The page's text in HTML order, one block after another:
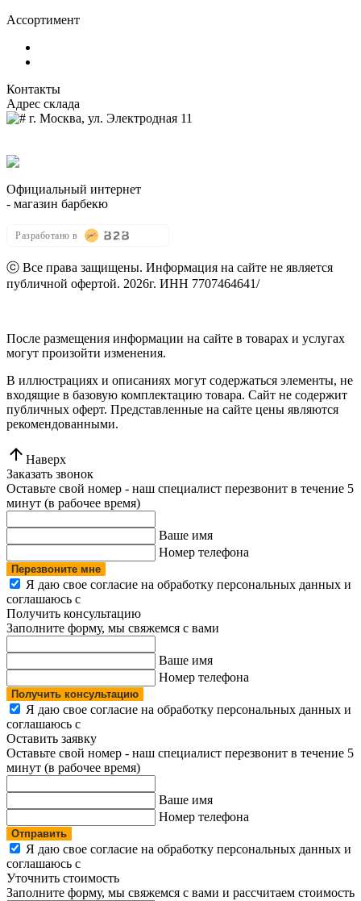
Ассортимент
Контакты
Адрес склада
г. Москва, ул. Электродная 11
Официальный интернет
- магазин барбекю
Разработано в
ⓒ Все права защищены. Информация на сайте не является
публичной офертой. 2026г. ИНН 7707464641/
После размещения информации на сайте в товарах и услугах
могут произойти изменения.
В иллюстрациях и описаниях могут содержаться элементы, не
входящие в базовую комплектацию товара. Сайт не содержит
публичных оферт. Представленные на сайте цены являются
рекомендованными.
Наверх
Заказать звонок
Оставьте свой номер - наш специалист перезвонит в течение 5
минут (в рабочее время)
Ваше имя
Номер телефона
Перезвоните мне
Я даю свое согласие на обработку персональных данных и
соглашаюсь с
Получить консультацию
Заполните форму, мы свяжемся с вами
Ваше имя
Номер телефона
Получить консультацию
Я даю свое согласие на обработку персональных данных и
соглашаюсь с
Оставить заявку
Оставьте свой номер - наш специалист перезвонит в течение 5
минут (в рабочее время)
Ваше имя
Номер телефона
Отправить
Я даю свое согласие на обработку персональных данных и
соглашаюсь с
Уточнить стоимость
Заполните форму, мы свяжемся с вами и рассчитаем стоимость